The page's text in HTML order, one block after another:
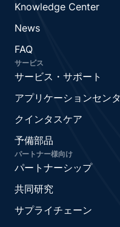
Knowledge Center
News
FAQ
サービス
サービス・サポート
アプリケーションセン
クインタスケア
予備部品
パートナー様向け
パートナーシップ
共同研究
サプライチェーン